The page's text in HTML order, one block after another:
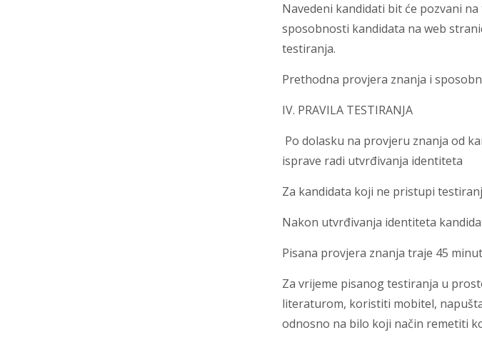
Navedeni kandidati bit će pozvani
sposobnosti kandidata na web
testiranja.
Prethodna provjera znanja i
IV. PRAVILA TESTIRANJA
Po dolasku na provjeru znanja od
isprave radi utvrđivanja identiteta
Za kandidata koji ne pristupi
Nakon utvrđivanja identiteta
Pisana provjera znanja traje 45
Za vrijeme pisanog testiranja u
literaturom, koristiti mobitel,
odnosno na bilo koji način remetiti